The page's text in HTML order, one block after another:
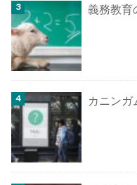
義務教育
カニンガ